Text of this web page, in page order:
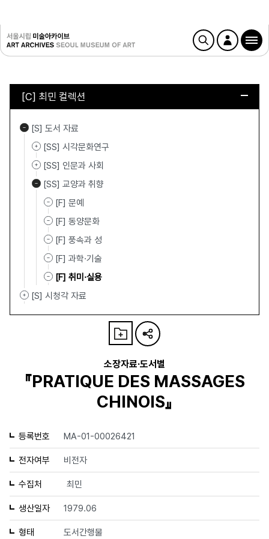
[C] 최민 컬렉션
[S] 도서 자료
[SS] 시각문화연구
[SS] 인문과 사회
[SS] 교양과 취향
[F] 문예
[F] 동양문화
[F] 풍속과 성
[F] 과학·기술
[F] 취미·실용
[S] 시청각 자료
소장자료·도서별
『PRATIQUE DES MASSAGES
CHINOIS』
등록번호 MA-01-00026421
전자여부 비전자
수집처 최민
생산일자 1979.06
형태 도서간행물